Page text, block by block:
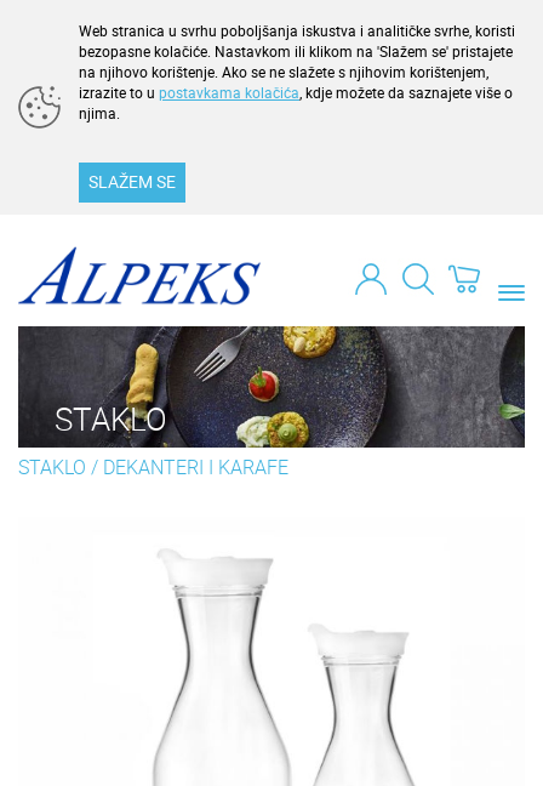
Web stranica u svrhu poboljšanja iskustva i analitičke svrhe, koristi
bezopasne kolačiće. Nastavkom ili klikom na 'Slažem se' pristajete
na njihovo korištenje. Ako se ne slažete s njihovim korištenjem,
izrazite to u postavkama kolačića , kdje možete da saznajete više o
njima.
SLAŽEM SE
STAKLO
STAKLO / DEKANTERI I KARAFE